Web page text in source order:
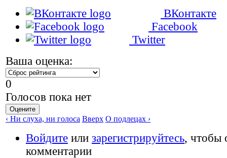
ВКонтакте
Facebook
Twitter
Ваша оценка:
0
Голосов пока нет
‹ Ни слуха, ни голоса Вверх О подлецах ›
Войдите или зарегистрируйтесь, чтобы
комментарии